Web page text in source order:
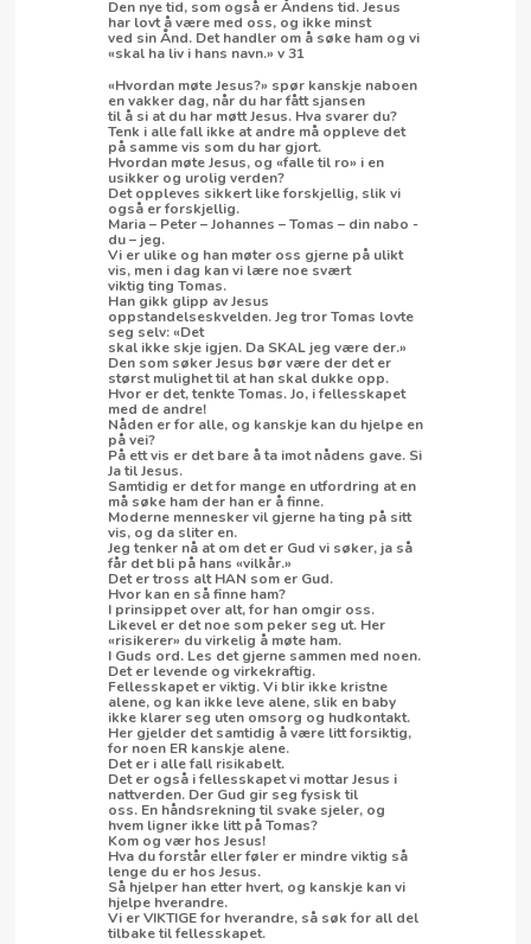
Den nye tid, som også er Åndens tid. Jesus
har lovt å være med oss, og ikke minst
ved sin Ånd. Det handler om å søke ham og vi
«skal ha liv i hans navn.» v 31
«Hvordan møte Jesus?» spør kanskje naboen
en vakker dag, når du har fått sjansen
til å si at du har møtt Jesus. Hva svarer du?
Tenk i alle fall ikke at andre må oppleve det
på samme vis som du har gjort.
Hvordan møte Jesus, og «falle til ro» i en
usikker og urolig verden?
Det oppleves sikkert like forskjellig, slik vi
også er forskjellig.
Maria – Peter – Johannes – Tomas – din nabo -
du – jeg.
Vi er ulike og han møter oss gjerne på ulikt
vis, men i dag kan vi lære noe svært
viktig ting Tomas.
Han gikk glipp av Jesus
oppstandelseskvelden. Jeg tror Tomas lovte
seg selv: «Det
skal ikke skje igjen. Da SKAL jeg være der.»
Den som søker Jesus bør være der det er
størst mulighet til at han skal dukke opp.
Hvor er det, tenkte Tomas. Jo, i fellesskapet
med de andre!
Nåden er for alle, og kanskje kan du hjelpe en
på vei?
På ett vis er det bare å ta imot nådens gave. Si
Ja til Jesus.
Samtidig er det for mange en utfordring at en
må søke ham der han er å finne.
Moderne mennesker vil gjerne ha ting på sitt
vis, og da sliter en.
Jeg tenker nå at om det er Gud vi søker, ja så
får det bli på hans «vilkår.»
Det er tross alt HAN som er Gud.
Hvor kan en så finne ham?
I prinsippet over alt, for han omgir oss.
Likevel er det noe som peker seg ut. Her
«risikerer» du virkelig å møte ham.
I Guds ord. Les det gjerne sammen med noen.
Det er levende og virkekraftig.
Fellesskapet er viktig. Vi blir ikke kristne
alene, og kan ikke leve alene, slik en baby
ikke klarer seg uten omsorg og hudkontakt.
Her gjelder det samtidig å være litt forsiktig,
for noen ER kanskje alene.
Det er i alle fall risikabelt.
Det er også i fellesskapet vi mottar Jesus i
nattverden. Der Gud gir seg fysisk til
oss. En håndsrekning til svake sjeler, og
hvem ligner ikke litt på Tomas?
Kom og vær hos Jesus!
Hva du forstår eller føler er mindre viktig så
lenge du er hos Jesus.
Så hjelper han etter hvert, og kanskje kan vi
hjelpe hverandre.
Vi er VIKTIGE for hverandre, så søk for all del
tilbake til fellesskapet.